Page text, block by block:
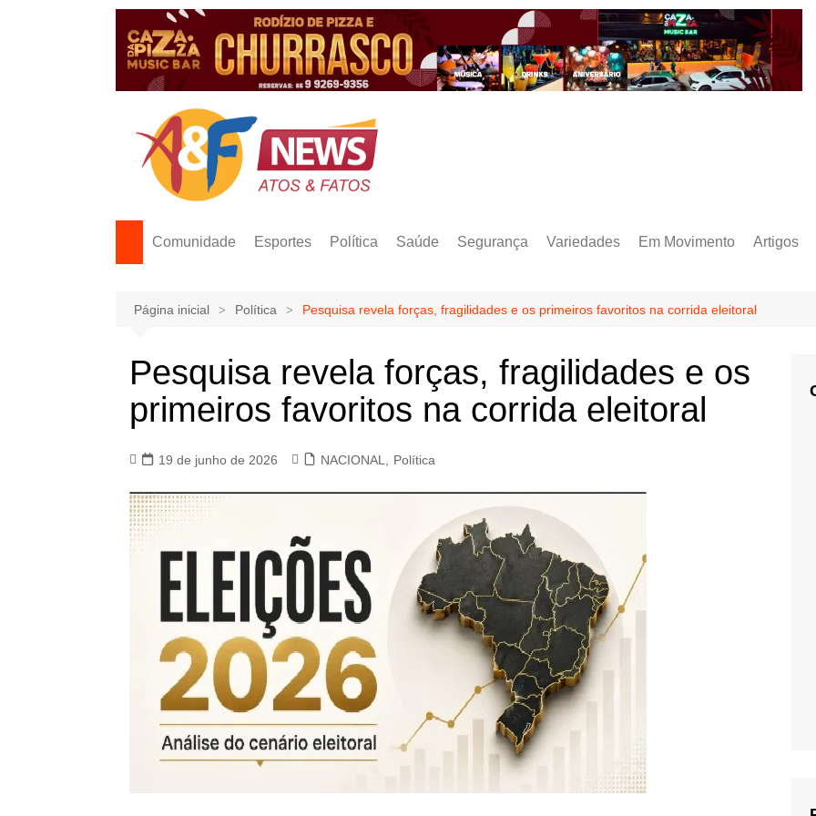
Comunidade Esportes Política Saúde Segurança Variedades Em Movimento Artigos
Página inicial Política Pesquisa revela forças, fragilidades e os primeiros favoritos na corrida eleitoral
Pesquisa revela forças, fragilidades e os
primeiros favoritos na corrida eleitoral
19 de junho de 2026 NACIONAL Política